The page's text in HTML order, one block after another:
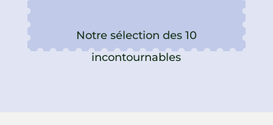
Notre sélection des 10
incontournables